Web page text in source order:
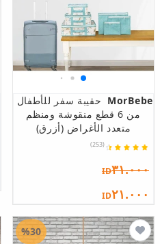
MorBebe حقيبة سفر للأطفال
من 6 قطع منقوشة ومنظم
متعدد الأغراض (أزرق)
(253)
ID٣١.٠٠٠
ID٢١.٠٠٠
%30